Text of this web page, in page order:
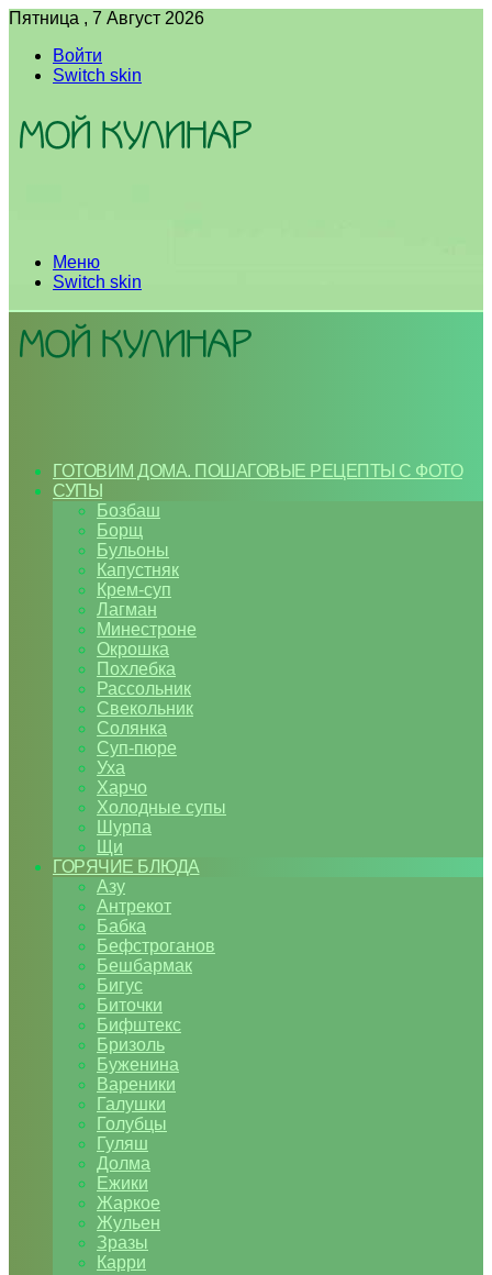
Пятница , 7 Август 2026
Войти
Switch skin
Меню
Switch skin
ГОТОВИМ ДОМА. ПОШАГОВЫЕ РЕЦЕПТЫ С ФОТО
СУПЫ
Бозбаш
Борщ
Бульоны
Капустняк
Крем-суп
Лагман
Минестроне
Окрошка
Похлебка
Рассольник
Свекольник
Солянка
Суп-пюре
Уха
Харчо
Холодные супы
Шурпа
Щи
ГОРЯЧИЕ БЛЮДА
Азу
Антрекот
Бабка
Бефстроганов
Бешбармак
Бигус
Биточки
Бифштекс
Бризоль
Буженина
Вареники
Галушки
Голубцы
Гуляш
Долма
Ежики
Жаркое
Жульен
Зразы
Карри